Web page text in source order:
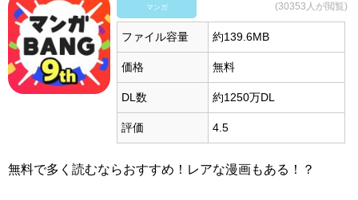
マンガ (30353人が閲覧)
ファイル容量 約139.6MB
価格 無料
DL数 約1250万DL
評価 4.5
無料で多く読むならおすすめ！レアな漫画もある！？